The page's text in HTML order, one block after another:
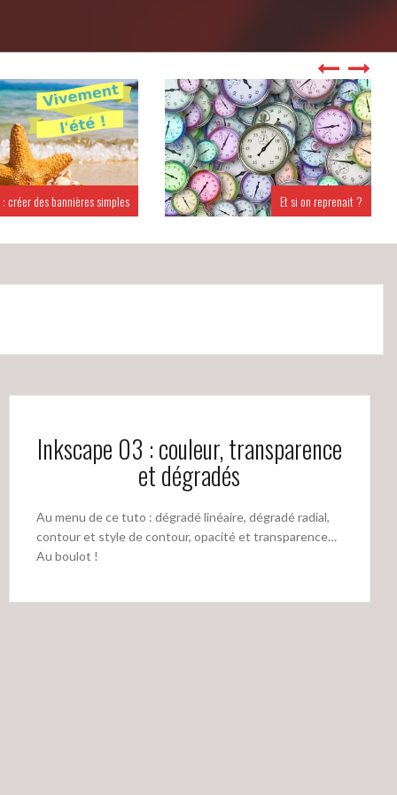
créer des bannières simples Et si on reprenait ?
Inkscape 03 : couleur, transparence
et dégradés
Au menu de ce tuto : dégradé linéaire, dégradé radial,
contour et style de contour, opacité et transparence…
Au boulot !